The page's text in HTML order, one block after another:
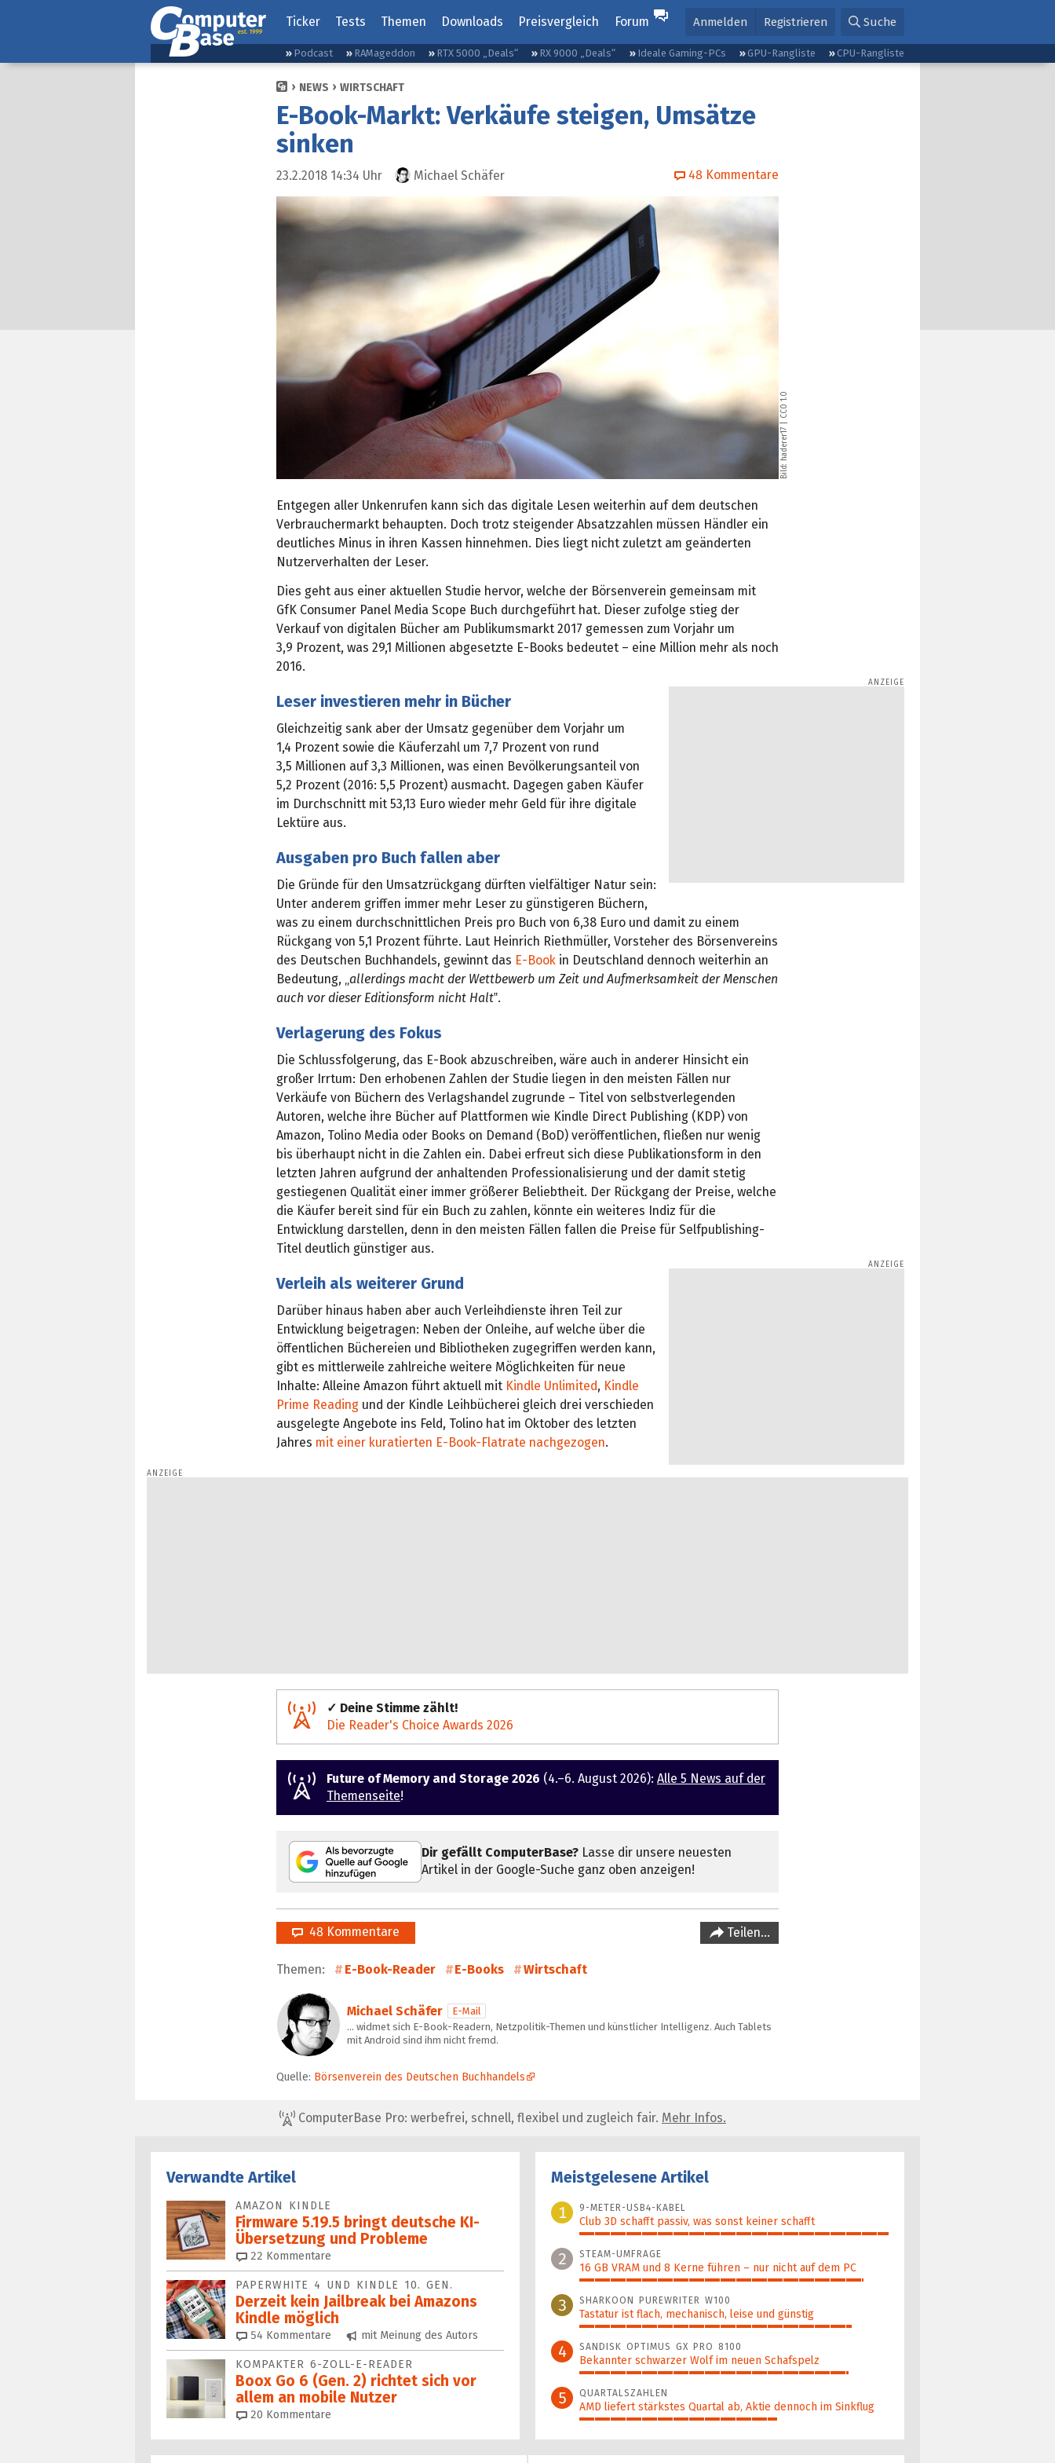
Ticker Tests Themen Downloads Preisvergleich Forum Anmelden Registrieren Suche
Podcast RAMageddon RTX 5000 „Deals“ RX 9000 „Deals“ Ideale Gaming-PCs GPU-Rangliste CPU-Rangliste
NEWS WIRTSCHAFT
E-Book-Markt: Verkäufe steigen, Umsätze
sinken
23.2.2018 14:34 Uhr Michael Schäfer 48 Kommentare
Bild:
haderer17
|
CC0 1.0
Entgegen aller Unkenrufen kann sich das digitale Lesen weiterhin auf dem deutschen
Verbrauchermarkt behaupten. Doch trotz steigender Absatzzahlen müssen Händler ein
deutliches Minus in ihren Kassen hinnehmen. Dies liegt nicht zuletzt am geänderten
Nutzerverhalten der Leser.
Dies geht aus einer aktuellen Studie hervor, welche der Börsenverein gemeinsam mit
GfK Consumer Panel Media Scope Buch durchgeführt hat. Dieser zufolge stieg der
Verkauf von digitalen Bücher am Publikumsmarkt 2017 gemessen zum Vorjahr um
3,9 Prozent, was 29,1 Millionen abgesetzte E-Books bedeutet – eine Million mehr als noch
2016.
Leser investieren mehr in Bücher
Gleichzeitig sank aber der Umsatz gegenüber dem Vorjahr um
1,4 Prozent sowie die Käuferzahl um 7,7 Prozent von rund
3,5 Millionen auf 3,3 Millionen, was einen Bevölkerungsanteil von
5,2 Prozent (2016: 5,5 Prozent) ausmacht. Dagegen gaben Käufer
im Durchschnitt mit 53,13 Euro wieder mehr Geld für ihre digitale
Lektüre aus.
Ausgaben pro Buch fallen aber
Die Gründe für den Umsatzrückgang dürften vielfältiger Natur sein:
Unter anderem griffen immer mehr Leser zu günstigeren Büchern,
was zu einem durchschnittlichen Preis pro Buch von 6,38 Euro und damit zu einem
Rückgang von 5,1 Prozent führte. Laut Heinrich Riethmüller, Vorsteher des Börsenvereins
des Deutschen Buchhandels, gewinnt das E-Book in Deutschland dennoch weiterhin an
Bedeutung, „allerdings macht der Wettbewerb um Zeit und Aufmerksamkeit der Menschen
auch vor dieser Editionsform nicht Halt‟.
Verlagerung des Fokus
Die Schlussfolgerung, das E-Book abzuschreiben, wäre auch in anderer Hinsicht ein
großer Irrtum: Den erhobenen Zahlen der Studie liegen in den meisten Fällen nur
Verkäufe von Büchern des Verlagshandel zugrunde – Titel von selbstverlegenden
Autoren, welche ihre Bücher auf Plattformen wie Kindle Direct Publishing (KDP) von
Amazon, Tolino Media oder Books on Demand (BoD) veröffentlichen, fließen nur wenig
bis überhaupt nicht in die Zahlen ein. Dabei erfreut sich diese Publikationsform in den
letzten Jahren aufgrund der anhaltenden Professionalisierung und der damit stetig
gestiegenen Qualität einer immer größerer Beliebtheit. Der Rückgang der Preise, welche
die Käufer bereit sind für ein Buch zu zahlen, könnte ein weiteres Indiz für die
Entwicklung darstellen, denn in den meisten Fällen fallen die Preise für Selfpublishing-
Titel deutlich günstiger aus.
Verleih als weiterer Grund
Darüber hinaus haben aber auch Verleihdienste ihren Teil zur
Entwicklung beigetragen: Neben der Onleihe, auf welche über die
öffentlichen Büchereien und Bibliotheken zugegriffen werden kann,
gibt es mittlerweile zahlreiche weitere Möglichkeiten für neue
Inhalte: Alleine Amazon führt aktuell mit Kindle Unlimited, Kindle
Prime Reading und der Kindle Leihbücherei gleich drei verschieden
ausgelegte Angebote ins Feld, Tolino hat im Oktober des letzten
Jahres mit einer kuratierten E-Book-Flatrate nachgezogen.
✓ Deine Stimme zählt!
Die Reader's Choice Awards 2026
Future of Memory and Storage 2026 (4.–6. August 2026): Alle 5 News auf der
Themenseite!
Dir gefällt ComputerBase? Lasse dir unsere neuesten
Artikel in der Google-Suche ganz oben anzeigen!
48 Kommentare Teilen…
Themen: E-Book-Reader E-Books Wirtschaft
Michael Schäfer
E-Mail
… widmet sich E-Book-Readern, Netzpolitik-Themen und künstlicher Intelligenz. Auch Tablets
mit Android sind ihm nicht fremd.
Quelle: Börsenverein des Deutschen Buchhandels
ComputerBase Pro: werbefrei, schnell, flexibel und zugleich fair. Mehr Infos.
Verwandte Artikel
AMAZON KINDLE
Firmware 5.19.5 bringt deutsche KI-
Übersetzung und Probleme
22 Kommentare
PAPERWHITE 4 UND KINDLE 10. GEN.
Derzeit kein Jailbreak bei Amazons
Kindle möglich
54 Kommentare mit Meinung des Autors
KOMPAKTER 6-ZOLL-E-READER
Boox Go 6 (Gen. 2) richtet sich vor
allem an mobile Nutzer
20 Kommentare
Meistgelesene Artikel
1
9-METER-USB4-KABEL
Club 3D schafft passiv, was sonst keiner schafft
100%
2 STEAM-UMFRAGE
16 GB VRAM und 8 Kerne führen – nur nicht auf dem PC
92%
3 SHARKOON PUREWRITER W100
Tastatur ist flach, mechanisch, leise und günstig
88%
4 SANDISK OPTIMUS GX PRO 8100
Bekannter schwarzer Wolf im neuen Schafspelz
87%
5 QUARTALSZAHLEN
AMD liefert stärkstes Quartal ab, Aktie dennoch im Sinkflug
64%